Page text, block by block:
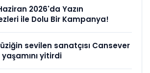
2026'da Yazın
ile Dolu Bir Kampanya!
sevilen sanatçısı Cansever
yitirdi